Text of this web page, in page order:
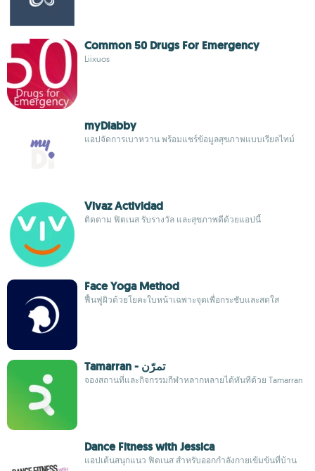
Common 50 Drugs For Emergency
Liixuos
myDiabby
แอปจัดการเบาหวาน พร้อมแชร์ข้อมูลสุขภาพแบบเรียลไทม์
Vivaz Actividad
ติดตาม ฟิตเนส รับรางวัล และสุขภาพดีด้วยแอปนี้
Face Yoga Method
ฟื้นฟูผิวด้วยโยคะใบหน้าเฉพาะจุดเพื่อกระชับและสดใส
Tamarran - تمرّن
จองสถานที่และกิจกรรมกีฬาหลากหลายได้ทันทีด้วย Tamarran
Dance Fitness with Jessica
แอปเต้นสนุกแนว ฟิตเนส สำหรับออกกำลังกายเข้มข้นที่บ้าน